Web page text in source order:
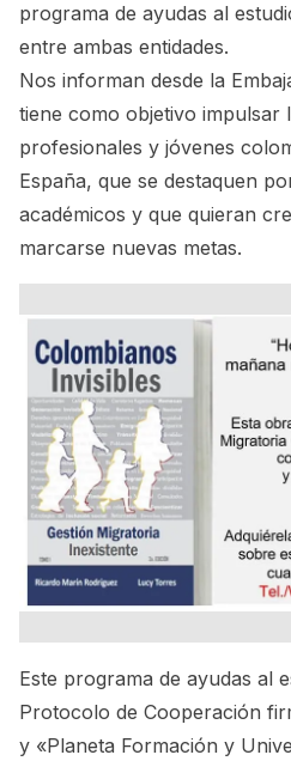
programa de ayudas al
entre ambas entidades.
Nos informan desde la
tiene como objetivo impulsar
profesionales y jóvenes
España, que se destaquen
académicos y que quieran
marcarse nuevas metas.
Este programa de ayudas al
Protocolo de Cooperación
y «Planeta Formación y